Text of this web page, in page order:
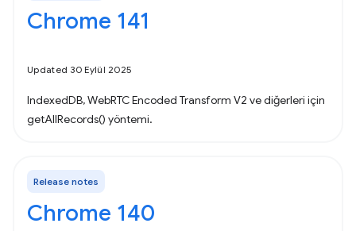
Chrome 141
Updated 30 Eylül 2025
IndexedDB, WebRTC Encoded Transform V2 ve diğerleri için
getAllRecords() yöntemi.
Release notes
Chrome 140